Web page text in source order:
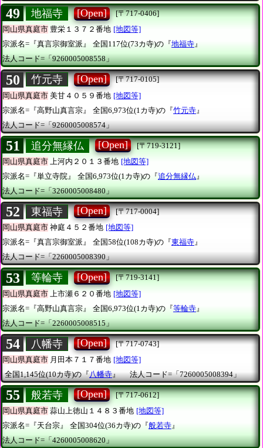
49 地福寺 [Open]
[〒717-0406]
岡山県真庭市 豊栄１３７２番地 [地図等]
宗派名=『真言宗御室派』
全国117位(73カ寺)の『地福寺』
法人コード=「9260005008558」
50 竹元寺 [Open]
[〒717-0105]
岡山県真庭市 美甘４０５９番地 [地図等]
宗派名=『高野山真言宗』
全国6,973位(1カ寺)の『竹元寺 』
法人コード=「9260005008574」
51 追分無縁仏 [Open]
[〒719-3121]
岡山県真庭市 上河内２０１３番地 [地図等]
宗派名=『単立寺院』
全国6,973位(1カ寺)の『追分無縁仏』
法人コード=「3260005008480」
52 東福寺 [Open]
[〒717-0004]
岡山県真庭市 神庭４５２番地 [地図等]
宗派名=『真言宗御室派』
全国58位(108カ寺)の『東福寺』
法人コード=「2260005008390」
53 等輪寺 [Open]
[〒719-3141]
岡山県真庭市 上市瀬６２０番地 [地図等]
宗派名=『高野山真言宗』
全国6,973位(1カ寺)の『等輪寺 』
法人コード=「2260005008515」
54 八幡寺 [Open]
[〒717-0743]
岡山県真庭市 月田本７１７番地 [地図等]
全国1,145位(10カ寺)の『八幡寺』 法人コード=「7260005008394」
55 般若寺 [Open]
[〒717-0612]
岡山県真庭市 蒜山上徳山１４８３番地 [地図等]
宗派名=『天台宗』
全国304位(36カ寺)の『般若寺』
法人コード=「4260005008620」